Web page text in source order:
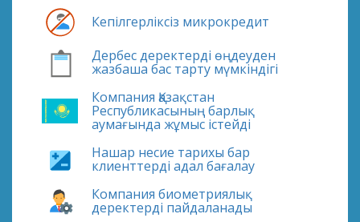
Кепілгерліксіз микрокредит
Дербес деректерді өңдеуден
жазбаша бас тарту мүмкіндігі
Компания Қазақстан
Республикасының барлық
аумағында жұмыс істейді
Нашар несие тарихы бар
клиенттерді адал бағалау
Компания биометриялық
деректерді пайдаланады